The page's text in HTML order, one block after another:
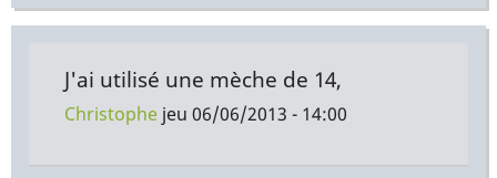
J'ai utilisé une mèche de 14,
Christophe jeu 06/06/2013 - 14:00